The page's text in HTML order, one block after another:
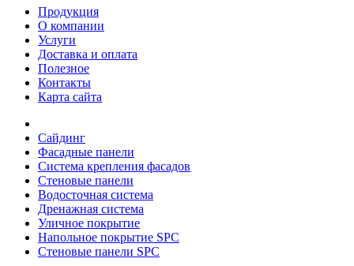
Продукция
О компании
Услуги
Доставка и оплата
Полезное
Контакты
Карта сайта
Сайдинг
Фасадные панели
Система крепления фасадов
Стеновые панели
Водосточная система
Дренажная система
Уличное покрытие
Напольное покрытие SPC
Стеновые панели SPC